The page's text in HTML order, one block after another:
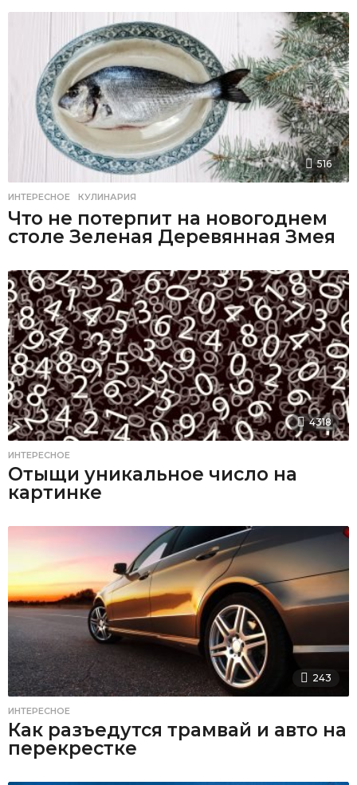
516
ИНТЕРЕСНОЕ ,КУЛИНАРИЯ
Что не потерпит на новогоднем
столе Зеленая Деревянная Змея
4318
ИНТЕРЕСНОЕ
Отыщи уникальное число на
картинке
243
ИНТЕРЕСНОЕ
Как разъедутся трамвай и авто на
перекрестке